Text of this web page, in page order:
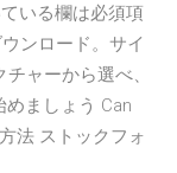
いる欄は必須項
ンロード。サイ
ャーから選べ、
ましょう Can
法 ストックフォ